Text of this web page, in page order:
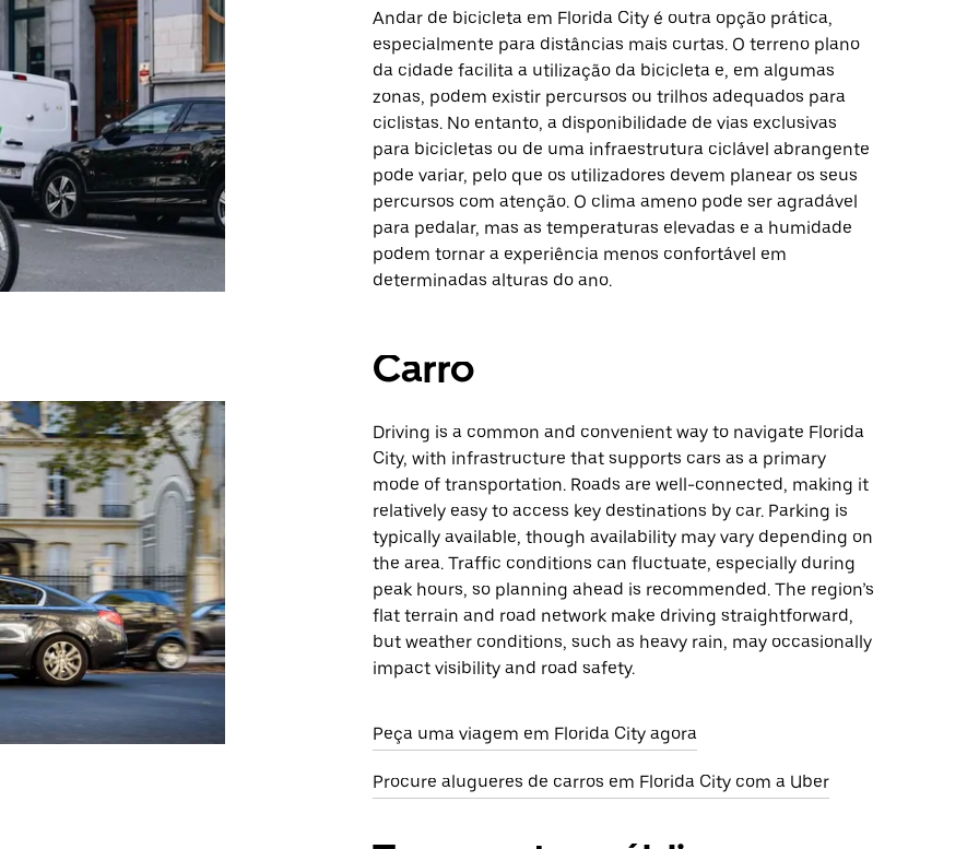
Andar de bicicleta em Florida City é outra opção prática,
especialmente para distâncias mais curtas. O terreno plano
da cidade facilita a utilização da bicicleta e, em algumas
zonas, podem existir percursos ou trilhos adequados para
ciclistas. No entanto, a disponibilidade de vias exclusivas
para bicicletas ou de uma infraestrutura ciclável abrangente
pode variar, pelo que os utilizadores devem planear os seus
percursos com atenção. O clima ameno pode ser agradável
para pedalar, mas as temperaturas elevadas e a humidade
podem tornar a experiência menos confortável em
determinadas alturas do ano.
Carro
Driving is a common and convenient way to navigate Florida
City, with infrastructure that supports cars as a primary
mode of transportation. Roads are well-connected, making it
relatively easy to access key destinations by car. Parking is
typically available, though availability may vary depending on
the area. Traffic conditions can fluctuate, especially during
peak hours, so planning ahead is recommended. The region’s
flat terrain and road network make driving straightforward,
but weather conditions, such as heavy rain, may occasionally
impact visibility and road safety.
Peça uma viagem em Florida City agora
Procure alugueres de carros em Florida City com a Uber